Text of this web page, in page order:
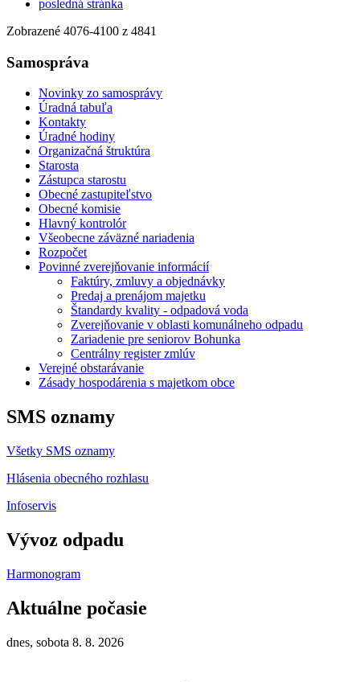
posledná stránka
Zobrazené 4076-4100 z 4841
Samospráva
Novinky zo samosprávy
Úradná tabuľa
Kontakty
Úradné hodiny
Organizačná štruktúra
Starosta
Zástupca starostu
Obecné zastupiteľstvo
Obecné komisie
Hlavný kontrolór
Všeobecne záväzné nariadenia
Rozpočet
Povinné zverejňovanie informácií
Faktúry, zmluvy a objednávky
Predaj a prenájom majetku
Štandardy kvality - odpadová voda
Zverejňovanie v oblasti komunálneho odpadu
Zariadenie pre seniorov Bohunka
Centrálny register zmlúv
Verejné obstarávanie
Zásady hospodárenia s majetkom obce
SMS oznamy
Všetky SMS oznamy
Hlásenia obecného rozhlasu
Infoservis
Vývoz odpadu
Harmonogram
Aktuálne počasie
dnes, sobota 8. 8. 2026